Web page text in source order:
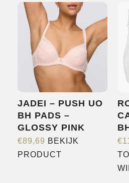
OVER
MERKEN
NIEUWS
CONTACT
JADEI – PUSH UO
BH PADS –
GLOSSY PINK
€89,69 BEKIJK
PRODUCT
€